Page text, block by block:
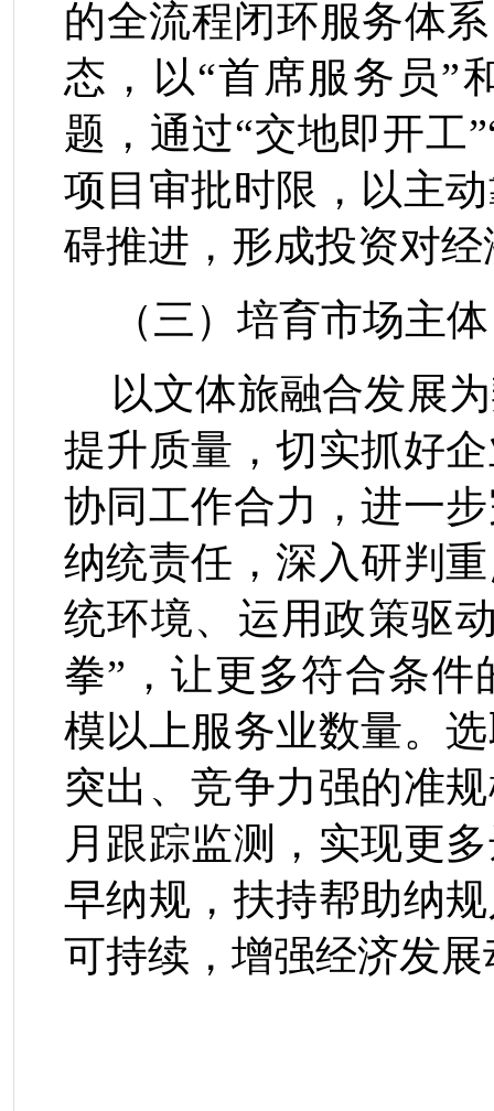
的全流程闭环服务体
态，以“首席服务员”
题，通过“交地即开工
项目审批时限，以主
碍推进，形成投资对
（三）培育市场主
以文体旅融合发展
提升质量，切实抓好
协同工作合力，进一
纳统责任，深入研判
统环境、运用政策驱
拳”，让更多符合条
模以上服务业数量。
突出、竞争力强的准
月跟踪监测，实现更
早纳规，扶持帮助纳
可持续，增强经济发